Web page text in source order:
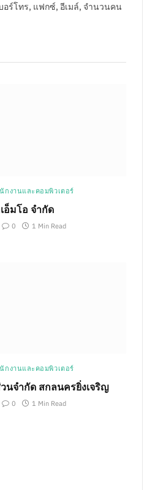
อร์โทร, แฟกซ์, อีเมล์, จำนวนคน
นักงานและคอมพิวเตอร์
อ็มโอ จำกัด
0 1 Min Read
นักงานและคอมพิวเตอร์
นจำกัด สกลนครยิ่งเจริญ
0 1 Min Read